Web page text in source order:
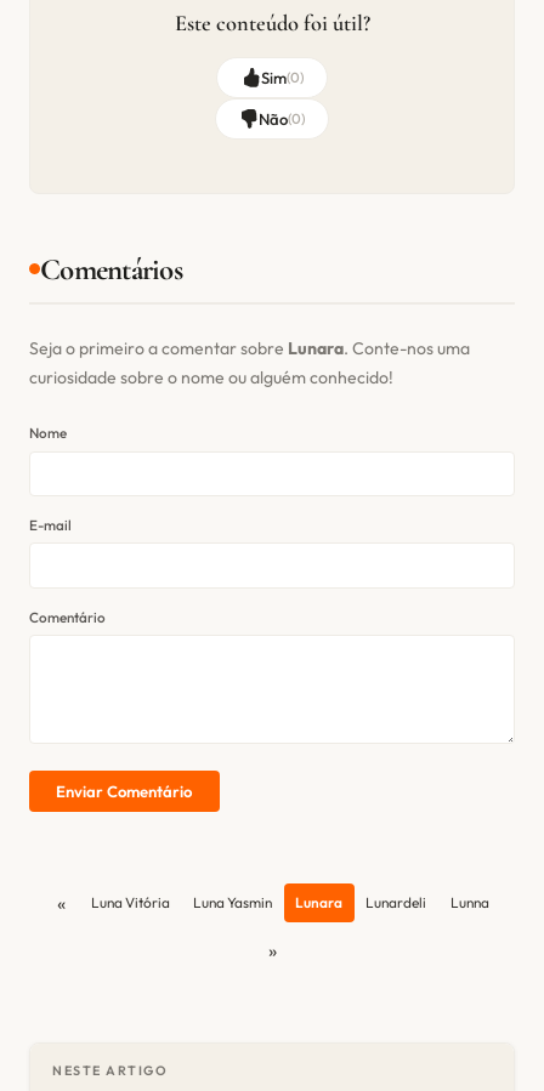
Este conteúdo foi útil?
Sim(0)
Não(0)
Comentários
Seja o primeiro a comentar sobre Lunara. Conte-nos uma
curiosidade sobre o nome ou alguém conhecido!
Nome
E-mail
Comentário
Enviar Comentário
« Luna Vitória Luna Yasmin Lunara Lunardeli Lunna
»
NESTE ARTIGO